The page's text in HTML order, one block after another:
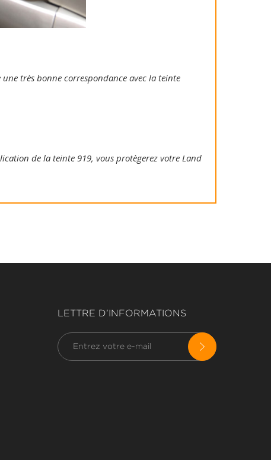
très bonne correspondance avec la teinte
de la teinte 919, vous protègerez votre Land
LETTRE D'INFORMATIONS